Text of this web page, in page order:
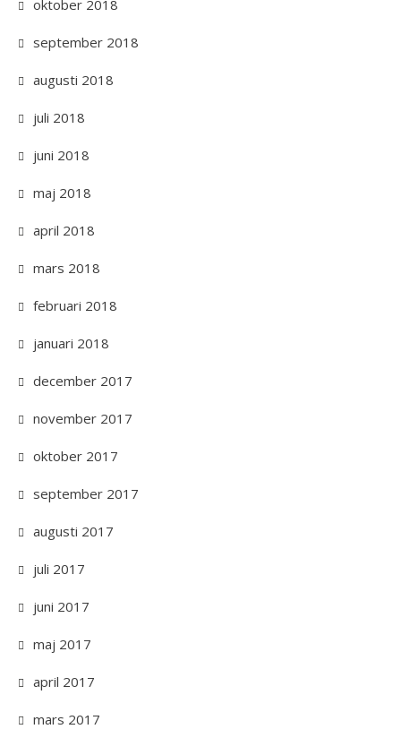
oktober 2018
september 2018
augusti 2018
juli 2018
juni 2018
maj 2018
april 2018
mars 2018
februari 2018
januari 2018
december 2017
november 2017
oktober 2017
september 2017
augusti 2017
juli 2017
juni 2017
maj 2017
april 2017
mars 2017